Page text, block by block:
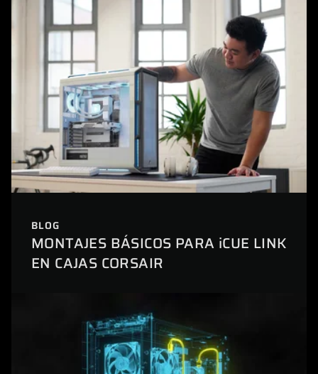
BLOG
MONTAJES BÁSICOS PARA iCUE LINK
EN CAJAS CORSAIR